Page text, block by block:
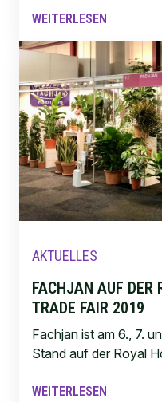
WEITERLESEN
AKTUELLES
FACHJAN AUF DER
TRADE FAIR 2019
Fachjan ist am 6., 7.
Stand auf der Royal
WEITERLESEN